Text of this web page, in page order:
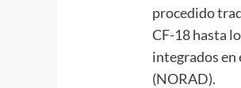
procedido
CF-18 hasta
integrados en
(NORAD).